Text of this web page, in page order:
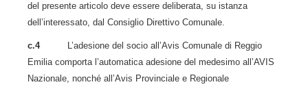
del presente articolo deve essere deliberata, su istanza
dell’interessato, dal Consiglio Direttivo Comunale.
c.4
L’adesione del socio all’Avis Comunale di Reggio
Emilia comporta l’automatica adesione del medesimo all’AVIS
Nazionale, nonché all’Avis Provinciale e Regionale